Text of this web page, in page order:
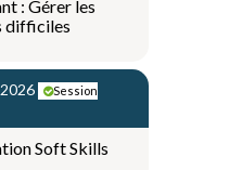
: Gérer les
difficiles
Session
Soft Skills